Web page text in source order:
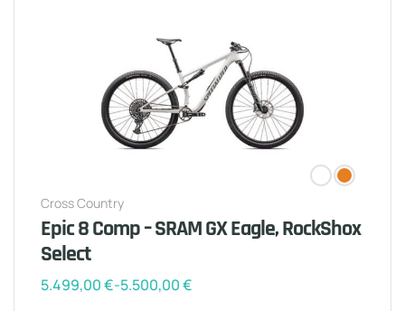
Cross Country
Epic 8 Comp – SRAM GX Eagle, RockShox
Select
5.499,00€-5.500,00€